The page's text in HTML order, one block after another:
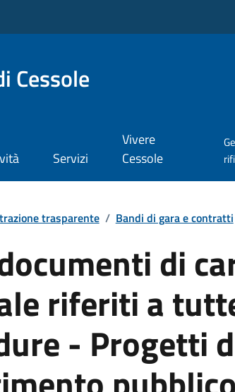
Cessole
Servizi
Vivere
Cessole
trasparente / Bandi di gara e contratti
di
riferiti a
- Progetti